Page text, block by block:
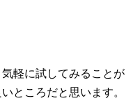
軽に試してみることが
ところだと思います。